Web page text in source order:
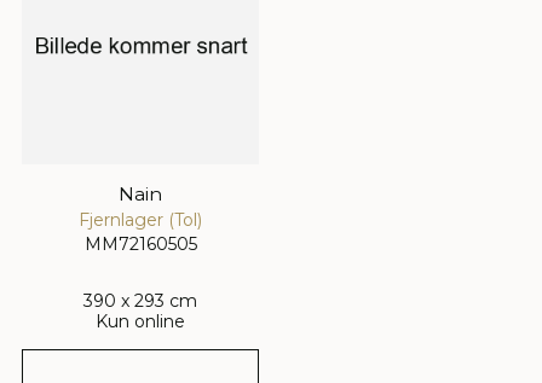
Nain
Fjernlager (Tol)
MM72160505
390 x 293 cm
Kun online